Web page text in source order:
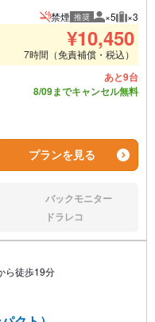
禁煙 推奨 推奨人数
×5 推奨
×3
¥10,450
7時間（免責補償・税込）
あと9台
8/09までキャンセル無料
プランを見る
なし:バックモニター
なし:ドラレコ
ら徒歩19分